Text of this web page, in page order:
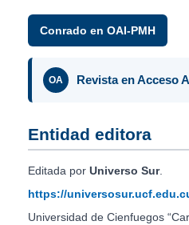
Conrado en OAI-PMH
OA Revista en Acceso
Entidad editora
Editada por Universo Sur.
https://
Universidad de Cienfuegos